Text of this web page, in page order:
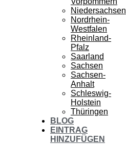
Niedersachsen
Nordrhein-
Westfalen
Rheinland-
Pfalz
Saarland
Sachsen
Sachsen-
Anhalt
Schleswig-
Holstein
Thüringen
BLOG
EINTRAG
HINZUFÜGEN